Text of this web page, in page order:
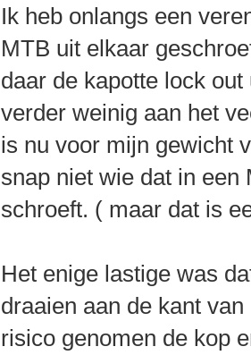
Ik heb onlangs een
MTB uit elkaar
daar de kapotte lock
verder weinig aan het
is nu voor mijn gewicht
snap niet wie dat in
schroeft. ( maar dat is
Het enige lastige was
draaien aan de kant
risico genomen de kop